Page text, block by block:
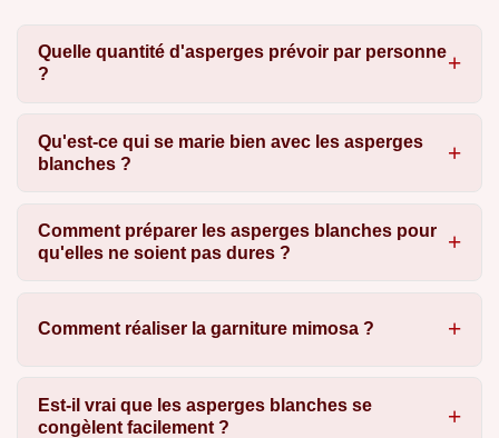
Quelle quantité d'asperges prévoir par personne
?
Qu'est-ce qui se marie bien avec les asperges
blanches ?
Comment préparer les asperges blanches pour
qu'elles ne soient pas dures ?
Comment réaliser la garniture mimosa ?
Est-il vrai que les asperges blanches se
congèlent facilement ?